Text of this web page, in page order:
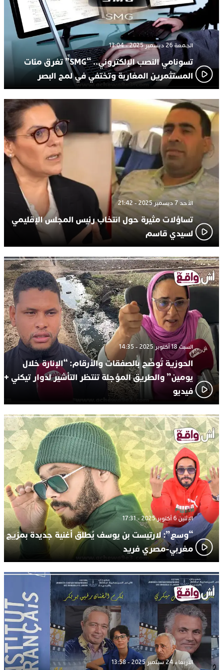
الجمعة 26 ديسمبر 2025 - 13:04
تسونامي النصب الإلكتروني.. “SMG” تغرق مئات
المستثمرين المغاربة وتختفي في لمح البصر
الأحد 7 ديسمبر 2025 - 21:42
تساؤلات مثيرة حول انتخاب رئيس المجلس الإقليمي
لسيدي قاسم
السبت 18 أكتوبر 2025 - 14:35
الحوزية تُوضّح بالصفقات والأرقام: “الإنارة خلال
يومين” والطريق المؤجلة تنتظر التأشير لدوار تيكني +
فيديو
الإثنين 6 أكتوبر 2025 - 17:31
“وسع”: لارتيست بن يوسف يُطلق أغنية جديدة بمزيج
مغربي-مصري فريد
الأربعاء 24 سبتمبر 2025 - 13:58